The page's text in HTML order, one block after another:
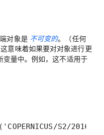
对象是 不可变的。（任何
意味着如果要对对象进行更
量中。例如，这不适用于